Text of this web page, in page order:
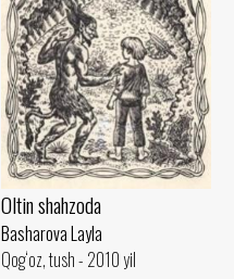
Oltin shahzoda
Basharova Layla
Qog‘oz, tush - 2010 yil